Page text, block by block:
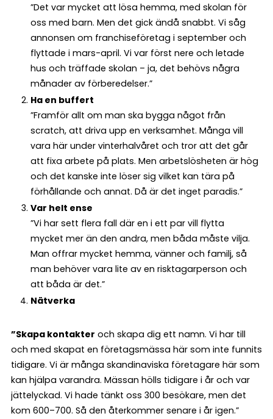
”Det var mycket att lösa hemma, med skolan för
oss med barn. Men det gick ändå snabbt. Vi såg
annonsen om franchiseföretag i september och
flyttade i mars-april. Vi var först nere och letade
hus och träffade skolan – ja, det behövs några
månader av förberedelser.”
Ha en buffert
”Framför allt om man ska bygga något från
scratch, att driva upp en verksamhet. Många vill
vara här under vinterhalvåret och tror att det går
att fixa arbete på plats. Men arbetslösheten är hög
och det kanske inte löser sig vilket kan tära på
förhållande och annat. Då är det inget paradis.”
Var helt ense
”Vi har sett flera fall där en i ett par vill flytta
mycket mer än den andra, men båda måste vilja.
Man offrar mycket hemma, vänner och familj, så
man behöver vara lite av en risktagarperson och
att båda är det.”
Nätverka
”Skapa kontakter och skapa dig ett namn. Vi har till
och med skapat en företagsmässa här som inte funnits
tidigare. Vi är många skandinaviska företagare här som
kan hjälpa varandra. Mässan hölls tidigare i år och var
jättelyckad. Vi hade tänkt oss 300 besökare, men det
kom 600–700. Så den återkommer senare i år igen.”